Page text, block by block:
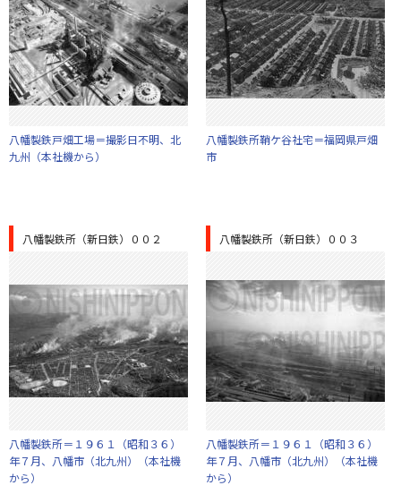
八幡製鉄戸畑工場＝撮影日不明、北
九州（本社機から）
八幡製鉄所鞘ケ谷社宅＝福岡県戸畑
市
八幡製鉄所（新日鉄）００２
八幡製鉄所＝１９６１（昭和３６）
年７月、八幡市（北九州）（本社機
から）
八幡製鉄所（新日鉄）００３
八幡製鉄所＝１９６１（昭和３６）
年７月、八幡市（北九州）（本社機
から）